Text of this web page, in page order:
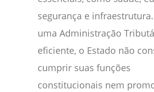
segurança e
uma Administração
eficiente, o Estado não
cumprir suas funções
constitucionais nem